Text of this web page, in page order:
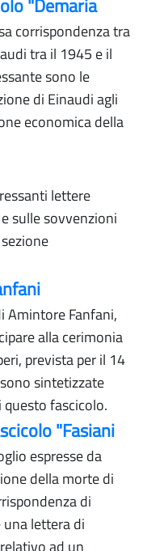
"Demaria
corrispondenza tra
tra il 1945 e il
sono le
di Einaudi agli
economica della
lettere
sulle sovvenzioni
Amintore Fanfani,
alla cerimonia
prevista per il 14
sintetizzate
fascicolo.
"Fasiani
espresse da
della morte di
di
lettera di
ad un